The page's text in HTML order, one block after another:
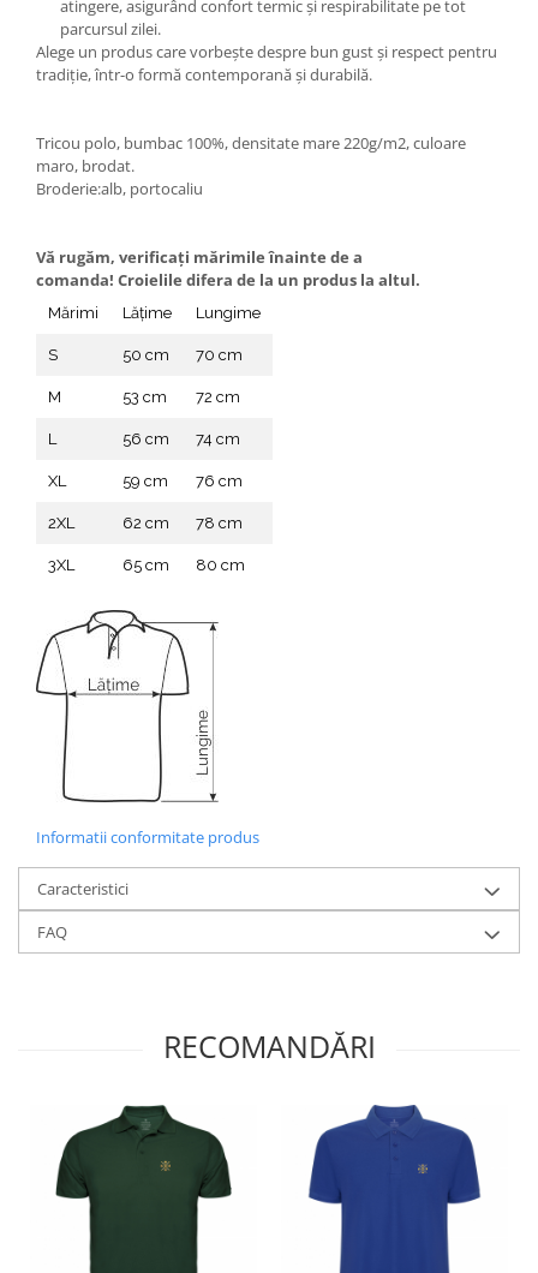
atingere, asigurând confort termic și respirabilitate pe tot
parcursul zilei.
Alege un produs care vorbește despre bun gust și respect pentru
tradiție, într-o formă contemporană și durabilă.
Tricou polo, bumbac 100%, densitate mare 220g/m2, culoare
maro, brodat.
Broderie:alb, portocaliu
Vă rugăm, verificaţi mărimile înainte de a
comanda! Croielile difera de la un produs la altul.
Mărimi Lățime Lungime
S 50 cm 70 cm
M 53 cm 72 cm
L 56 cm 74 cm
XL 59 cm 76 cm
2XL 62 cm 78 cm
3XL 65 cm 80 cm
Informatii conformitate produs
Caracteristici
FAQ
RECOMANDĂRI